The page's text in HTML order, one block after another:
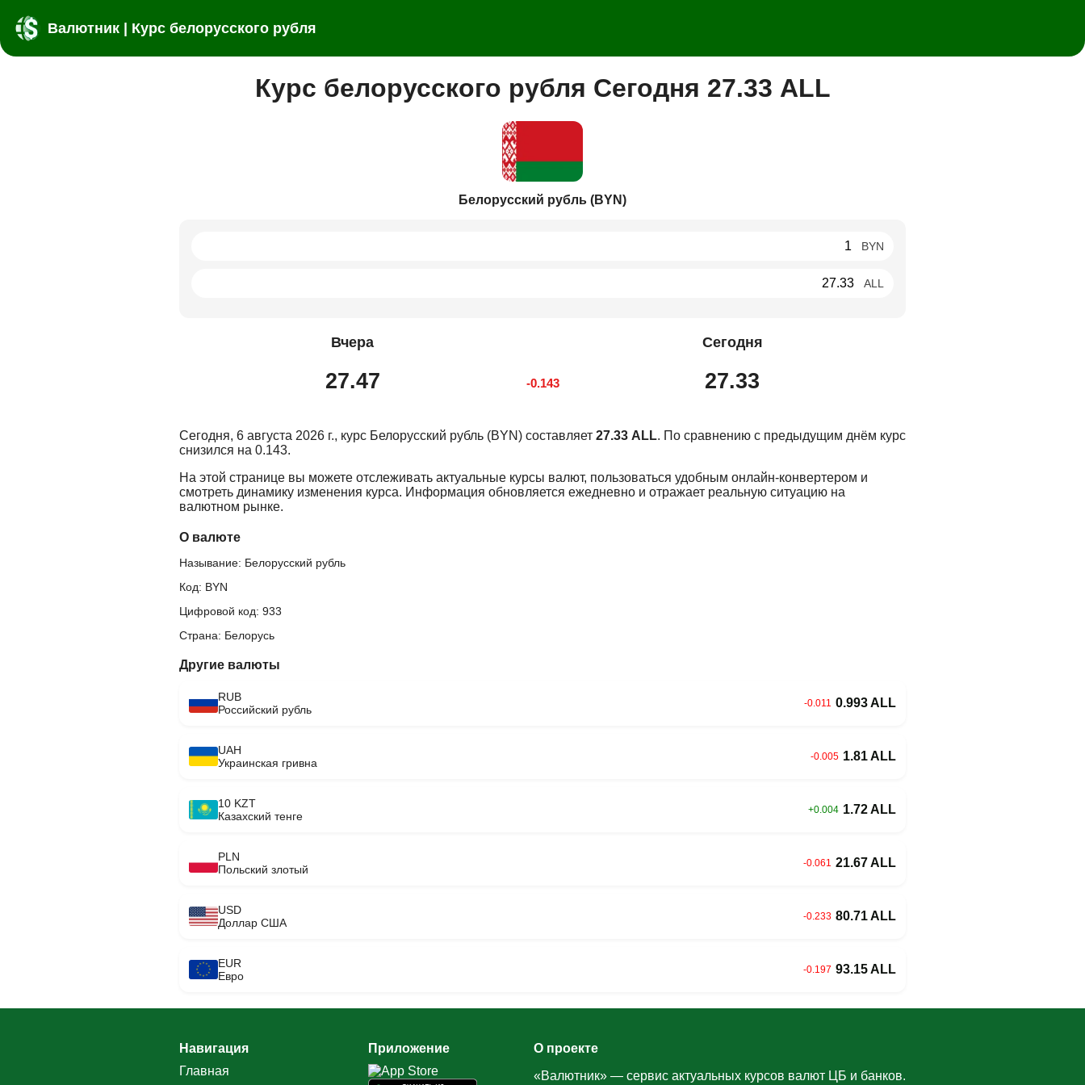
Валютник | Курс белорусского рубля
Курс белорусского рубля Сегодня 27.33 ALL
Белорусский рубль (BYN)
BYN
ALL
Вчера
27.47 -0.143
Сегодня
27.33
Сегодня, 6 августа 2026 г., курс Белорусский рубль (BYN) составляет 27.33 ALL. По сравнению с предыдущим днём курс
снизился на 0.143.
На этой странице вы можете отслеживать актуальные курсы валют, пользоваться удобным онлайн-конвертером и
смотреть динамику изменения курса. Информация обновляется ежедневно и отражает реальную ситуацию на
валютном рынке.
О валюте
Называние: Белорусский рубль
Код: BYN
Цифровой код: 933
Страна: Белорусь
Другие валюты
RUB
Российский рубль
-0.011 0.993 ALL
UAH
Украинская гривна
-0.005 1.81 ALL
10 KZT
Казахский тенге
+0.004 1.72 ALL
PLN
Польский злотый
-0.061 21.67 ALL
USD
Доллар США
-0.233 80.71 ALL
EUR
Евро
-0.197 93.15 ALL
Навигация
Главная
Приложение
О проекте
«Валютник» — сервис актуальных курсов валют ЦБ и банков.